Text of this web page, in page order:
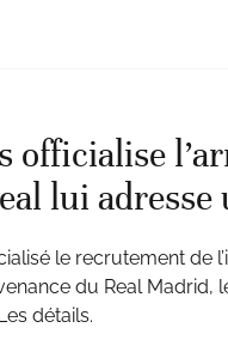
officialise
lui adresse
le recrutement de
du Real Madrid,
détails.